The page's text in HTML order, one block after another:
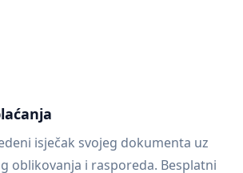
isječak svojeg dokumenta uz
oblikovanja i rasporeda. Besplatni